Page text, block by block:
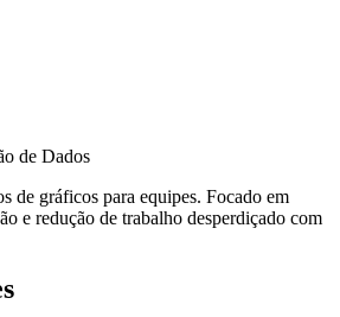
de Dados
de gráficos para equipes. Focado em
e redução de trabalho desperdiçado com